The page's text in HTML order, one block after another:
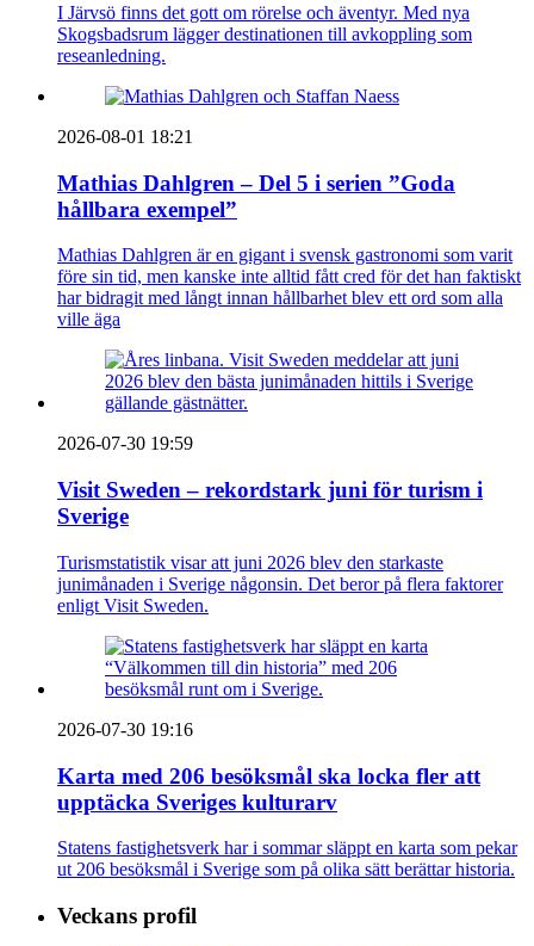
I Järvsö finns det gott om rörelse och äventyr. Med nya
Skogsbadsrum lägger destinationen till avkoppling som
reseanledning.
2026-08-01 18:21
Mathias Dahlgren – Del 5 i serien ”Goda
hållbara exempel”
Mathias Dahlgren är en gigant i svensk gastronomi som varit
före sin tid, men kanske inte alltid fått cred för det han faktiskt
har bidragit med långt innan hållbarhet blev ett ord som alla
ville äga
2026-07-30 19:59
Visit Sweden – rekordstark juni för turism i
Sverige
Turismstatistik visar att juni 2026 blev den starkaste
junimånaden i Sverige någonsin. Det beror på flera faktorer
enligt Visit Sweden.
2026-07-30 19:16
Karta med 206 besöksmål ska locka fler att
upptäcka Sveriges kulturarv
Statens fastighetsverk har i sommar släppt en karta som pekar
ut 206 besöksmål i Sverige som på olika sätt berättar historia.
Veckans profil